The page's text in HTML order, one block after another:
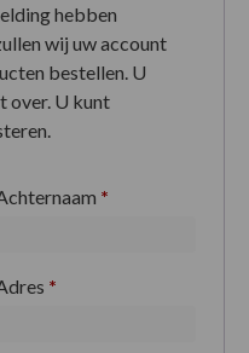
hebben
wij uw account
bestellen. U
over. U kunt
*
*